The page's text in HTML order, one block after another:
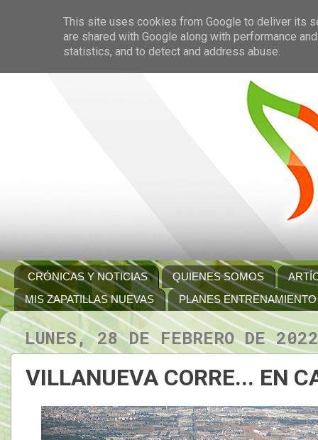
CRÓNICAS Y NOTICIAS QUIENES SOMOS
MIS ZAPATILLAS NUEVAS
PLANES ENTRENAMIENTO
LUNES, 28 DE FEBRERO DE 2022
VILLANUEVA CORRE... EN
This site uses cookies from Google to deliver its
are shared with Google along with performance
statistics, and to detect and address abuse.